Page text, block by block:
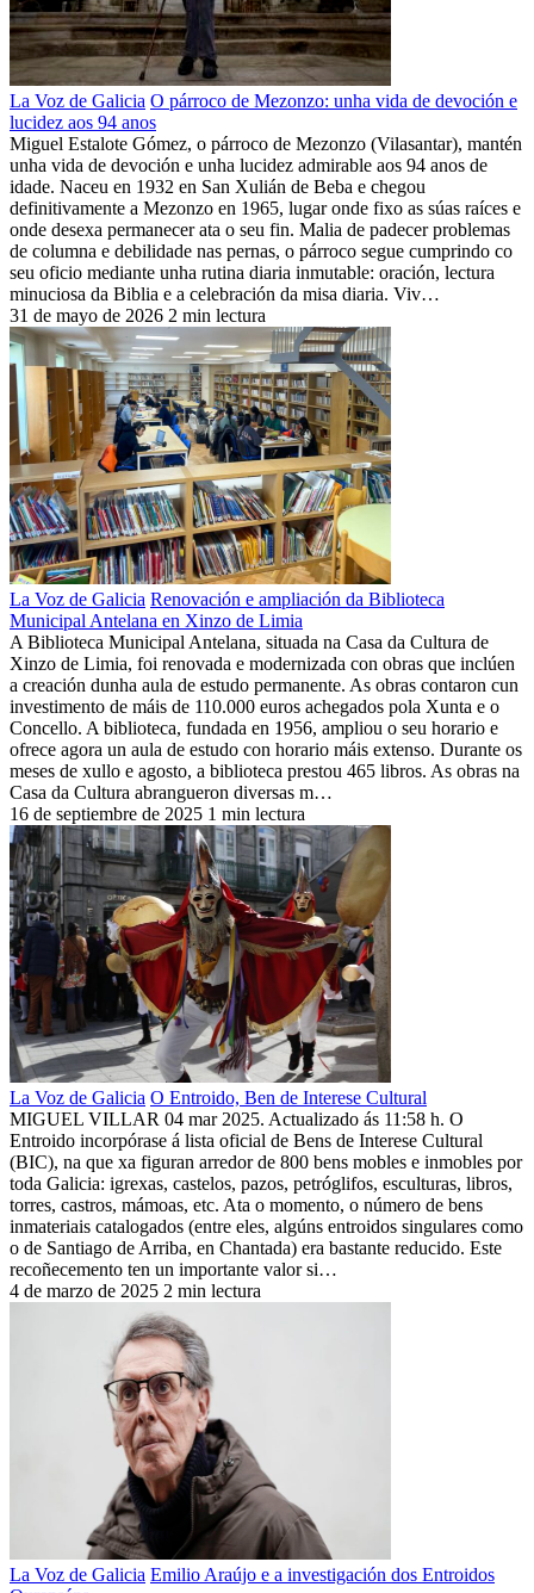
La Voz de Galicia O párroco de Mezonzo: unha vida de devoción e
lucidez aos 94 anos
Miguel Estalote Gómez, o párroco de Mezonzo (Vilasantar), mantén
unha vida de devoción e unha lucidez admirable aos 94 anos de
idade. Naceu en 1932 en San Xulián de Beba e chegou
definitivamente a Mezonzo en 1965, lugar onde fixo as súas raíces e
onde desexa permanecer ata o seu fin. Malia de padecer problemas
de columna e debilidade nas pernas, o párroco segue cumprindo co
seu oficio mediante unha rutina diaria inmutable: oración, lectura
minuciosa da Biblia e a celebración da misa diaria. Viv…
31 de mayo de 2026 2 min lectura
La Voz de Galicia Renovación e ampliación da Biblioteca
Municipal Antelana en Xinzo de Limia
A Biblioteca Municipal Antelana, situada na Casa da Cultura de
Xinzo de Limia, foi renovada e modernizada con obras que inclúen
a creación dunha aula de estudo permanente. As obras contaron cun
investimento de máis de 110.000 euros achegados pola Xunta e o
Concello. A biblioteca, fundada en 1956, ampliou o seu horario e
ofrece agora un aula de estudo con horario máis extenso. Durante os
meses de xullo e agosto, a biblioteca prestou 465 libros. As obras na
Casa da Cultura abrangueron diversas m…
16 de septiembre de 2025 1 min lectura
La Voz de Galicia O Entroido, Ben de Interese Cultural
MIGUEL VILLAR 04 mar 2025. Actualizado ás 11:58 h. O
Entroido incorpórase á lista oficial de Bens de Interese Cultural
(BIC), na que xa figuran arredor de 800 bens mobles e inmobles por
toda Galicia: igrexas, castelos, pazos, petróglifos, esculturas, libros,
torres, castros, mámoas, etc. Ata o momento, o número de bens
inmateriais catalogados (entre eles, algúns entroidos singulares como
o de Santiago de Arriba, en Chantada) era bastante reducido. Este
recoñecemento ten un importante valor si…
4 de marzo de 2025 2 min lectura
La Voz de Galicia Emilio Araújo e a investigación dos Entroidos